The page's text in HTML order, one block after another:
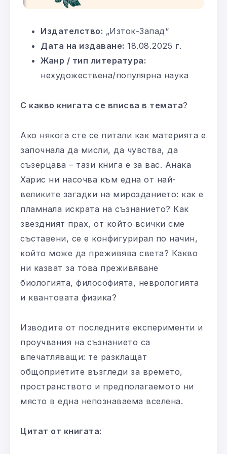
Издателство: „Изток-Запад“
Дата на издаване: 18.08.2025 г.
Жанр / тип литература:
нехудожествена/популярна наука
С какво книгата се вписва в темата?
Ако някога сте се питали как материята е
започнала да мисли, да чувства, да
съзерцава – тази книга е за вас. Анака
Харис ни насочва към една от най-
великите загадки на мирозданието: как е
пламнала искрата на съзнанието? Как
звездният прах, от който всички сме
съставени, се е конфигурирал по начин,
който може да преживява света? Какво
ни казват за това преживяване
биологията, философията, неврологията
и квантовата физика?
Изводите от последните експерименти и
проучвания на съзнанието са
впечатляващи: те разклащат
общоприетите възгледи за времето,
пространството и предполагаемото ни
място в една непознаваема вселена.
Цитат от книгата: